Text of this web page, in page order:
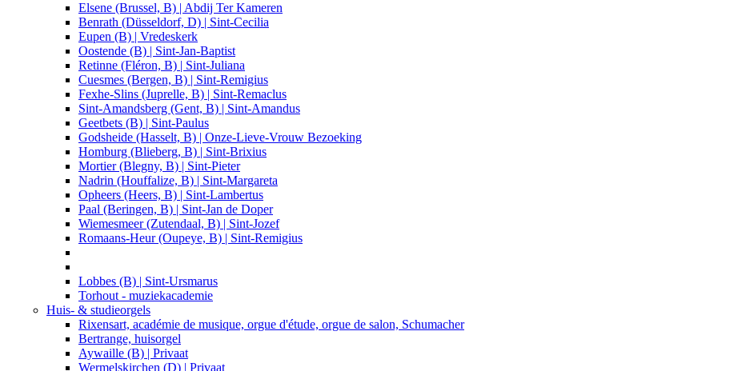
Elsene (Brussel, B) | Abdij Ter Kameren
Benrath (Düsseldorf, D) | Sint-Cecilia
Eupen (B) | Vredeskerk
Oostende (B) | Sint-Jan-Baptist
Retinne (Fléron, B) | Sint-Juliana
Cuesmes (Bergen, B) | Sint-Remigius
Fexhe-Slins (Juprelle, B) | Sint-Remaclus
Sint-Amandsberg (Gent, B) | Sint-Amandus
Geetbets (B) | Sint-Paulus
Godsheide (Hasselt, B) | Onze-Lieve-Vrouw Bezoeking
Homburg (Blieberg, B) | Sint-Brixius
Mortier (Blegny, B) | Sint-Pieter
Nadrin (Houffalize, B) | Sint-Margareta
Opheers (Heers, B) | Sint-Lambertus
Paal (Beringen, B) | Sint-Jan de Doper
Wiemesmeer (Zutendaal, B) | Sint-Jozef
Romaans-Heur (Oupeye, B) | Sint-Remigius
Lobbes (B) | Sint-Ursmarus
Torhout - muziekacademie
Huis- & studieorgels
Rixensart, académie de musique, orgue d'étude, orgue de salon, Schumacher
Bertrange, huisorgel
Aywaille (B) | Privaat
Wermelskirchen (D) | Privaat